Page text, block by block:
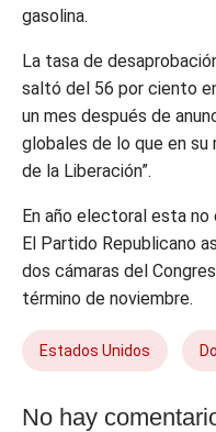
gasolina.
La tasa de
saltó del 56 por ciento
un mes después de
globales de lo que en su
de la Liberación”.
En año electoral esta no
El Partido Republicano
dos cámaras del
término de noviembre.
Estados Unidos
No hay